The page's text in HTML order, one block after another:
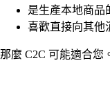
是生產本地商品
喜歡直接向其他
那麼 C2C 可能適合您